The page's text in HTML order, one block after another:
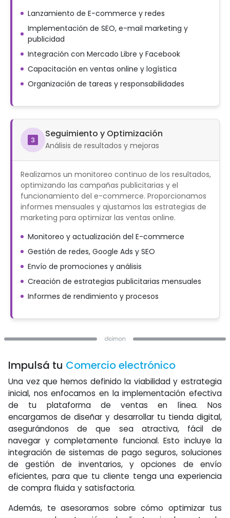
Lanzamiento de E-commerce y redes
Implementación de SEO, e-mail marketing y
publicidad
Integración con Mercado Libre y Facebook
Capacitación en ventas online y logística
Organización de tareas y responsabilidades
Seguimiento y Optimización
Análisis de resultados y mejoras
Realizamos un monitoreo continuo de los resultados,
optimizando las campañas publicitarias y el
funcionamiento del e-commerce. Proporcionamos
informes mensuales y ajustamos las estrategias de
marketing para optimizar las ventas online.
Monitoreo y actualización del E-commerce
Gestión de redes, Google Ads y SEO
Envío de promociones y análisis
Creación de estrategias publicitarias mensuales
Informes de rendimiento y procesos
Impulsá tu Comercio electrónico
Una vez que hemos definido la viabilidad y estrategia
inicial, nos enfocamos en la implementación efectiva
de tu plataforma de ventas en línea. Nos
encargamos de diseñar y desarrollar tu tienda digital,
asegurándonos de que sea atractiva, fácil de
navegar y completamente funcional. Esto incluye la
integración de sistemas de pago seguros, soluciones
de gestión de inventarios, y opciones de envío
eficientes, para que tu cliente tenga una experiencia
de compra fluida y satisfactoria.
Además, te asesoramos sobre cómo optimizar tus